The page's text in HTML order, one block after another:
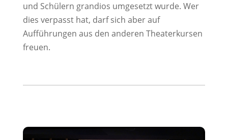
und Schülern grandios umgesetzt wurde. Wer
dies verpasst hat, darf sich aber auf
Aufführungen aus den anderen Theaterkursen
freuen.